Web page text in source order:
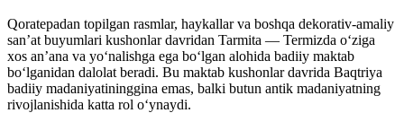
Qoratepadan topilgan rasmlar, haykallar va boshqa dekorativ-amaliy
sanʼat buyumlari kushonlar davridan Tarmita — Termizda oʻziga
xos anʼana va yoʻnalishga ega boʻlgan alohida badiiy maktab
boʻlganidan dalolat beradi. Bu maktab kushonlar davrida Baqtriya
badiiy madaniyatininggina emas, balki butun antik madaniyatning
rivojlanishida katta rol oʻynaydi.